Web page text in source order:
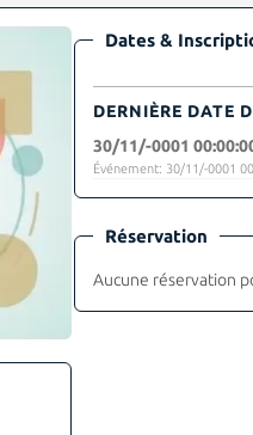
Dates &
DERNIÈRE DATE
30/11/-0001
Événement: 30/11/-0001
Réservation
Aucune réservation